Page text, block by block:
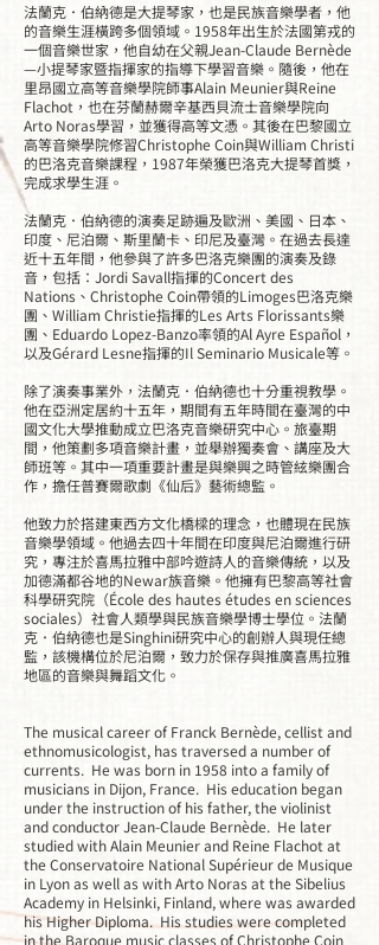
法蘭克．伯納德是大提琴家，也是民族音樂學者，他
的音樂生涯橫跨多個領域。1958年出生於法國第戎的
一個音樂世家，他自幼在父親Jean-Claude Bernède
—小提琴家暨指揮家的指導下學習音樂。隨後，他在
里昂國立高等音樂學院師事Alain Meunier與Reine
Flachot，也在芬蘭赫爾辛基西貝流士音樂學院向
Arto Noras學習，並獲得高等文憑。其後在巴黎國立
高等音樂學院修習Christophe Coin與William Christi
的巴洛克音樂課程，1987年榮獲巴洛克大提琴首獎，
完成求學生涯。
法蘭克．伯納德的演奏足跡遍及歐洲、美國、日本、
印度、尼泊爾、斯里蘭卡、印尼及臺灣。在過去長達
近十五年間，他參與了許多巴洛克樂團的演奏及錄
音，包括：Jordi Savall指揮的Concert des
Nations、Christophe Coin帶領的Limoges巴洛克樂
團、William Christie指揮的Les Arts Florissants樂
團、Eduardo Lopez-Banzo率領的Al Ayre Español，
以及Gérard Lesne指揮的Il Seminario Musicale等。
除了演奏事業外，法蘭克．伯納德也十分重視教學。
他在亞洲定居約十五年，期間有五年時間在臺灣的中
國文化大學推動成立巴洛克音樂研究中心。旅臺期
間，他策劃多項音樂計畫，並舉辦獨奏會、講座及大
師班等。其中一項重要計畫是與樂興之時管絃樂團合
作，擔任普賽爾歌劇《仙后》藝術總監。
他致力於搭建東西方文化橋樑的理念，也體現在民族
音樂學領域。他過去四十年間在印度與尼泊爾進行研
究，專注於喜馬拉雅中部吟遊詩人的音樂傳統，以及
加德滿都谷地的Newar族音樂。他擁有巴黎高等社會
科學研究院（École des hautes études en sciences
sociales）社會人類學與民族音樂學博士學位。法蘭
克．伯納德也是Singhini研究中心的創辦人與現任總
監，該機構位於尼泊爾，致力於保存與推廣喜馬拉雅
地區的音樂與舞蹈文化。
The musical career of Franck Bernède, cellist and
ethnomusicologist, has traversed a number of
currents. He was born in 1958 into a family of
musicians in Dijon, France. His education began
under the instruction of his father, the violinist
and conductor Jean-Claude Bernède. He later
studied with Alain Meunier and Reine Flachot at
the Conservatoire National Supérieur de Musique
in Lyon as well as with Arto Noras at the Sibelius
Academy in Helsinki, Finland, where was awarded
his Higher Diploma. His studies were completed
in the Baroque music classes of Christophe Coin